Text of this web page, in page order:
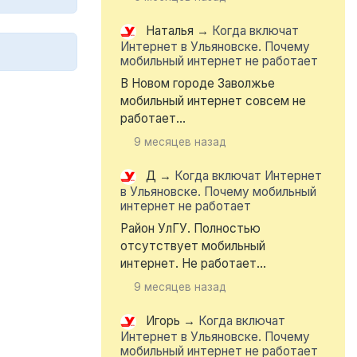
Наталья → Когда включат
Интернет в Ульяновске. Почему
мобильный интернет не работает
В Новом городе Заволжье
мобильный интернет совсем не
работает...
9 месяцев назад
Д → Когда включат Интернет
в Ульяновске. Почему мобильный
интернет не работает
Район УлГУ. Полностью
отсутствует мобильный
интернет. Не работает...
9 месяцев назад
Игорь → Когда включат
Интернет в Ульяновске. Почему
мобильный интернет не работает